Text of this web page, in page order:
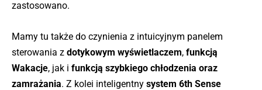
zastosowano.
Mamy tu także do czynienia z intuicyjnym panelem
sterowania z dotykowym wyświetlaczem, funkcją
Wakacje, jak i funkcją szybkiego chłodzenia oraz
zamrażania. Z kolei inteligentny system 6th Sense